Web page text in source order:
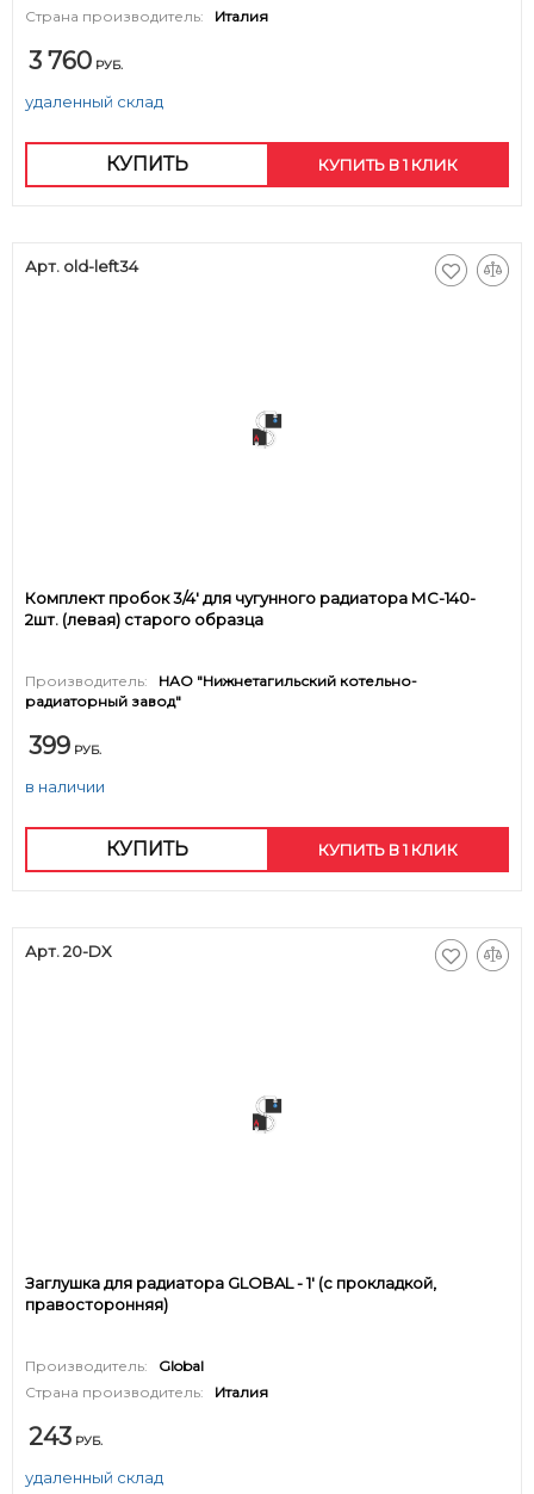
Страна производитель:
Италия
3 760 РУБ.
удаленный склад
КУПИТЬ КУПИТЬ В 1 КЛИК
Арт. old-left34
Комплект пробок 3/4' для чугунного радиатора МС-140-
2шт. (левая) старого образца
Производитель:
НАО "Нижнетагильский котельно-
радиаторный завод"
399 РУБ.
в наличии
КУПИТЬ КУПИТЬ В 1 КЛИК
Арт. 20-DX
Заглушка для радиатора GLOBAL - 1' (с прокладкой,
правосторонняя)
Производитель:
Global
Страна производитель:
Италия
243 РУБ.
удаленный склад